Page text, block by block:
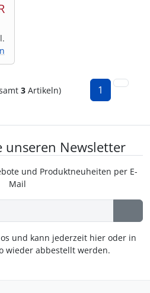
3Artikeln) 1
unseren Newsletter
und Produktneuheiten per E-
Mail
und kann jederzeit hier oder in
wieder abbestellt werden.